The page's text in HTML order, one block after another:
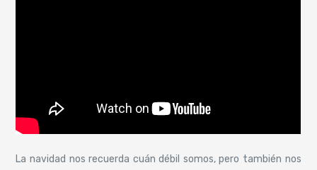
La navidad nos recuerda cuán débil somos, pero también nos